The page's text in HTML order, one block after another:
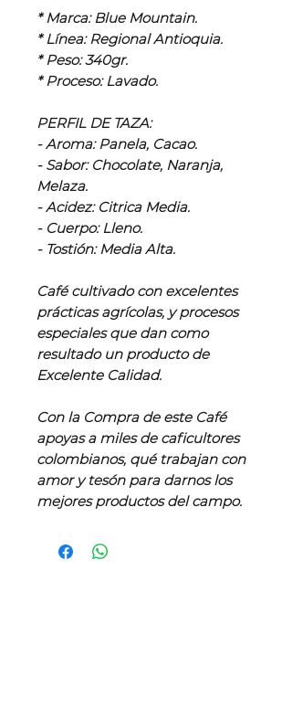
* Marca: Blue Mountain.
* Línea: Regional Antioquia.
* Peso: 340gr.
* Proceso: Lavado.
PERFIL DE TAZA:
- Aroma: Panela, Cacao.
- Sabor: Chocolate, Naranja,
Melaza.
- Acidez: Citrica Media.
- Cuerpo: Lleno.
- Tostión: Media Alta.
Café cultivado con excelentes
prácticas agrícolas, y procesos
especiales que dan como
resultado un producto de
Excelente Calidad.
Con la Compra de este Café
apoyas a miles de caficultores
colombianos, qué trabajan con
amor y tesón para darnos los
mejores productos del campo.